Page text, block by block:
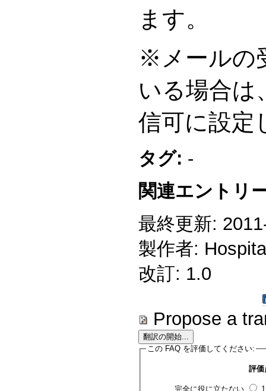
ます。
※メールの
いる場合は
信可に設定
タグ: -
関連エントリ
最終更新:
製作者:
改訂: 1.0
Propose a
この FAQ を評価してください:
評価
完全に役に立たない